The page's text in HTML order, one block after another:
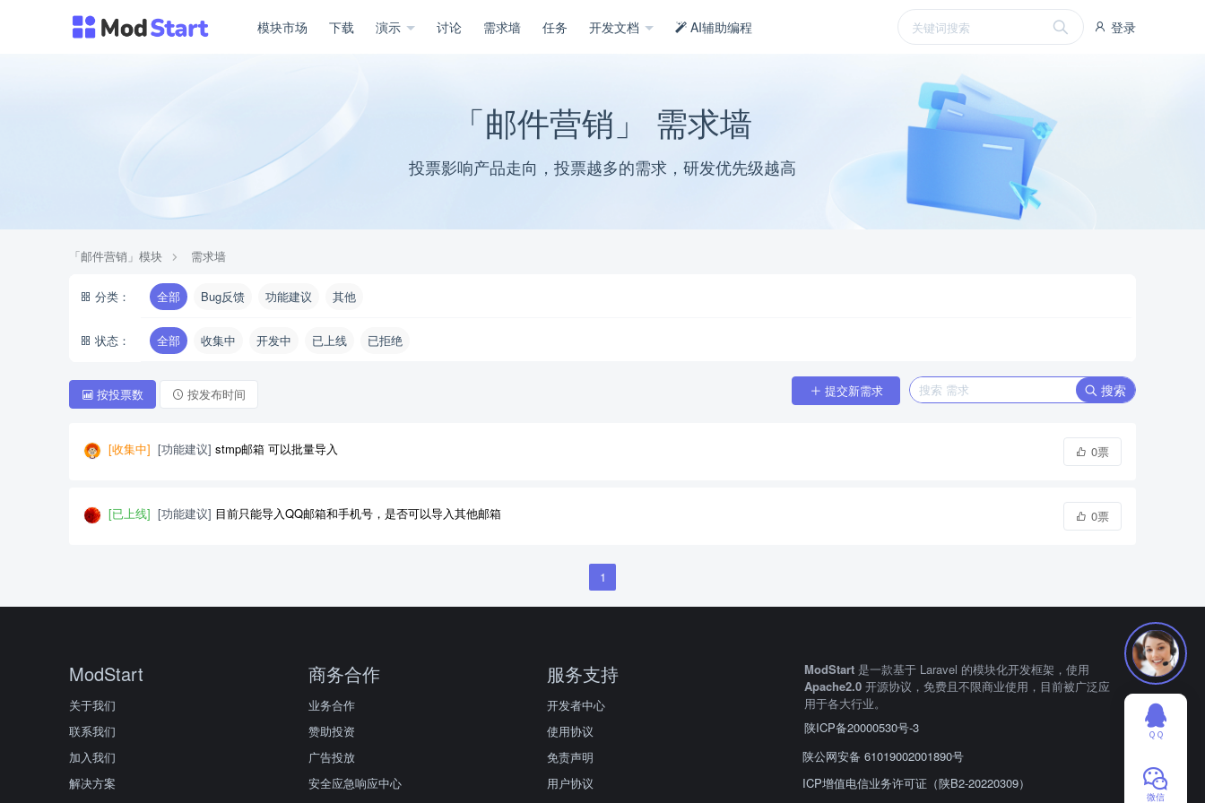
登录
模块市场 下载 演示 讨论 需求墙 任务 开发文档 AI辅助编程
「邮件营销」 需求墙
投票影响产品走向，投票越多的需求，研发优先级越高
「邮件营销」模块 需求墙
分类： 全部 Bug反馈 功能建议 其他
状态： 全部 收集中 开发中 已上线 已拒绝
提交新需求 搜索
按投票数 按发布时间
0票
[收集中] [功能建议] stmp邮箱 可以批量导入
0票
[已上线] [功能建议] 目前只能导入QQ邮箱和手机号，是否可以导入其他邮箱
1
ModStart
关于我们
联系我们
加入我们
解决方案
商务合作
业务合作
赞助投资
广告投放
安全应急响应中心
服务支持
开发者中心
使用协议
免责声明
用户协议
ModStart 是一款基于 Laravel 的模块化开发框架，使用
Apache2.0 开源协议，免费且不限商业使用，目前被广泛应
用于各大行业。
陕ICP备20000530号-3
陕公网安备 61019002001890号
ICP增值电信业务许可证（陕B2-20220309）
ＱＱ
微信